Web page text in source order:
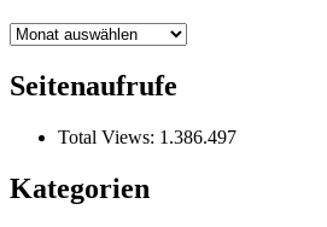
Archiv
Seitenaufrufe
Total Views: 1.386.497
Kategorien